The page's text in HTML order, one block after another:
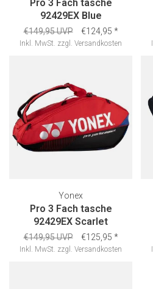
Pro 3 Fach tasche
92429EX Blue
€149,95 UVP €124,95 *
Inkl. MwSt. zzgl. Versandkosten
Yonex
Pro 3 Fach tasche
92429EX Scarlet
€149,95 UVP €125,95 *
Inkl. MwSt. zzgl. Versandkosten